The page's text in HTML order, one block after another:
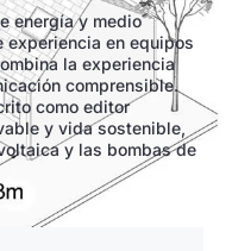
energía y medio
experiencia en equipos
la experiencia
comprensible.
como editor
y vida sostenible,
y las bombas de